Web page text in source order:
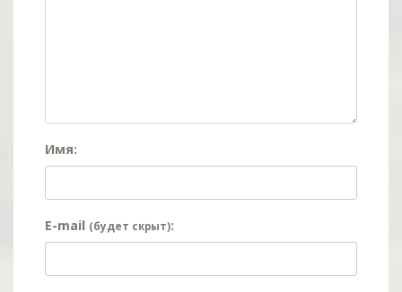
Имя:
E-mail (будет скрыт):